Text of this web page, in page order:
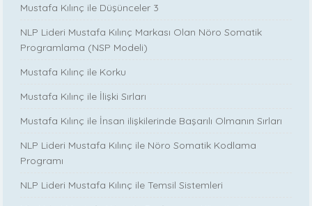
Mustafa Kılınç ile Düşünceler 3
NLP Lideri Mustafa Kılınç Markası Olan Nöro Somatik
Programlama (NSP Modeli)
Mustafa Kılınç ile Korku
Mustafa Kılınç ile İlişki Sırları
Mustafa Kılınç ile İnsan ilişkilerinde Başarılı Olmanın Sırları
NLP Lideri Mustafa Kılınç ile Nöro Somatik Kodlama
Programı
NLP Lideri Mustafa Kılınç ile Temsil Sistemleri